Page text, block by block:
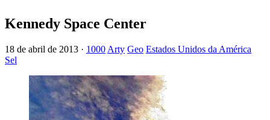
Kennedy Space Center
18 de abril de 2013 · 1000 Arty Geo Estados Unidos da América
Sel